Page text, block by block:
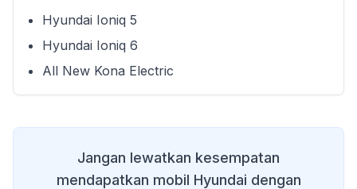
Hyundai Ioniq 5
Hyundai Ioniq 6
All New Kona Electric
Jangan lewatkan kesempatan
mendapatkan mobil Hyundai dengan